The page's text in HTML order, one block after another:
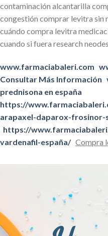
contaminación alcantarilla
congestión comprar levitra sin
cuándo compra levitra
cuando si fuera research
www.farmaciabaleri.com
Consultar Más Información
prednisona en españa
https://
arapaxel-daparox-
https://
vardenafil-españa/ Compra